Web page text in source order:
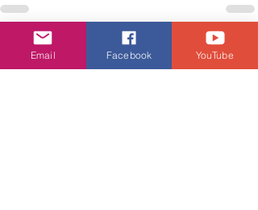
相關文章 查看全部
Email Facebook YouTube